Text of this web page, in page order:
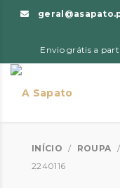
Envio grátis a
INÍCIO / ROUPA /
2240116